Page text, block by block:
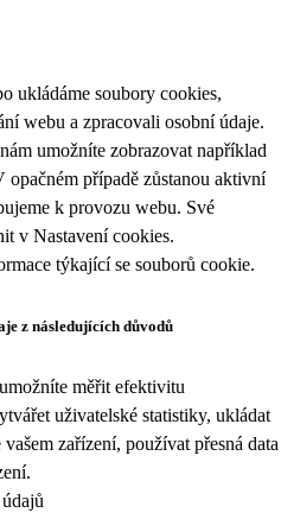
ukládáme soubory cookies,
webu a zpracovali osobní údaje.
umožníte zobrazovat například
případě zůstanou aktivní
k provozu webu. Své
v Nastavení cookies.
týkající se souborů cookie.
z následujících důvodů
měřit efektivitu
uživatelské statistiky, ukládat
zařízení, používat přesná data